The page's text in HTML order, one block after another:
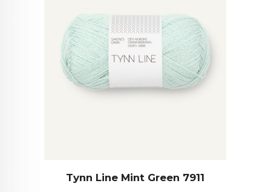
Tynn Line Mint Green 7911